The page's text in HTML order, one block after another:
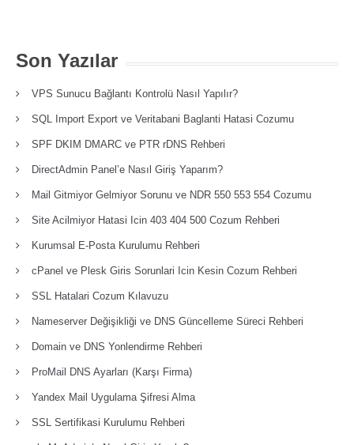
Son Yazılar
VPS Sunucu Bağlantı Kontrolü Nasıl Yapılır?
SQL Import Export ve Veritabani Baglanti Hatasi Cozumu
SPF DKIM DMARC ve PTR rDNS Rehberi
DirectAdmin Panel’e Nasıl Giriş Yaparım?
Mail Gitmiyor Gelmiyor Sorunu ve NDR 550 553 554 Cozumu
Site Acilmiyor Hatasi Icin 403 404 500 Cozum Rehberi
Kurumsal E-Posta Kurulumu Rehberi
cPanel ve Plesk Giris Sorunlari Icin Kesin Cozum Rehberi
SSL Hatalari Cozum Kılavuzu
Nameserver Değişikliği ve DNS Güncelleme Süreci Rehberi
Domain ve DNS Yonlendirme Rehberi
ProMail DNS Ayarları (Karşı Firma)
Yandex Mail Uygulama Şifresi Alma
SSL Sertifikasi Kurulumu Rehberi